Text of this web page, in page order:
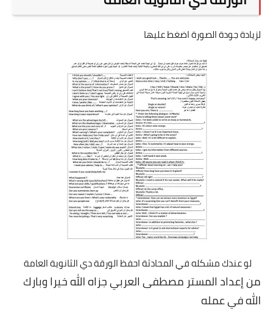
لزيادة جودة الصورة اضغط عليها
لو عندك مشكله في المحادثة احفظ الورقة دي الثانوية العامة
من إعداد المستر مصطفى العربي جزاه الله خيرا وبارك
الله في عمله